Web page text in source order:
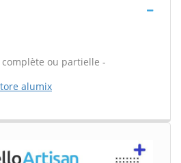
ou partielle -
alumix